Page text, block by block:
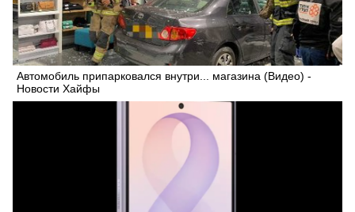
Автомобиль припарковался внутри... магазина (Видео) -
Новости Хайфы